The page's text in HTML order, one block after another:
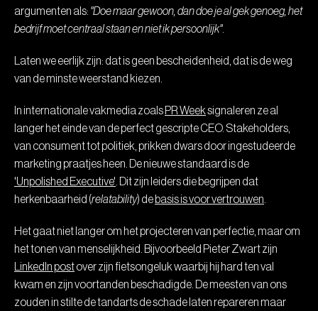
argumenten als: "Doe maar gewoon, dan doe je al gek genoeg, het
bedrijf moet centraal staan en niet ik persoonlijk".
Laten we eerlijk zijn: dat is geen bescheidenheid, dat is de weg
van de minste weerstand kiezen.
In internationale vakmedia zoals PR Weeksignaleren ze al
langer het einde van de perfect gescripte CEO. Stakeholders,
van consument tot politiek, prikken dwars door ingestudeerde
marketing praatjes heen. De nieuwe standaard is de
'Unpolished Executive' . Dit zijn leiders die begrijpen dat
herkenbaarheid (relatability) de basis is voor vertrouwen
Het gaat niet langer om het projecteren van perfectie, maar om
het tonen van menselijkheid. Bijvoorbeeld Pieter Zwart zijn
LinkedIn postover zijn fietsongeluk waarbij hij hard ten val
kwam en zijn voortanden beschadigde. De meesten van ons
zouden in stilte de tandarts de schade laten repareren maar